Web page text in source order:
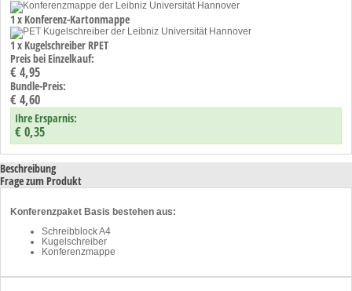
1 x Konferenz-Kartonmappe
1 x Kugelschreiber RPET
Preis bei Einzelkauf:
€ 4,95
Bundle-Preis:
€ 4,60
Ihre Ersparnis:
€ 0,35
Beschreibung
Frage zum Produkt
Konferenzpaket Basis bestehen aus:
Schreibblock A4
Kugelschreiber
Konferenzmappe